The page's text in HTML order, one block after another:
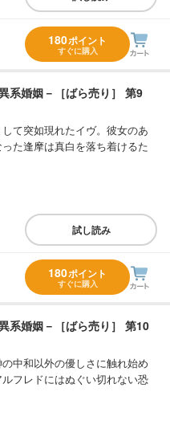
180ポイント
すぐに購入
系婚姻－［ばら売り］ 第9
て突如現れたイヴ。彼女のあ
た逢摩は真白を落ち着けるた
試し読み
180ポイント
すぐに購入
系婚姻－［ばら売り］ 第10
中和以外の優しさに触れ始め
フレドにはぬぐい切れない恐